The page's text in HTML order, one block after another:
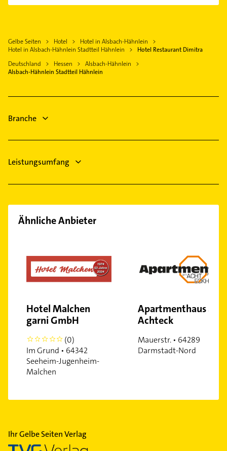
Modautal
Griesheim Hessen
Hausarzt
Allgemeinarzt
Arzt
Dachdecker
Heizungsbauer
Gartenbau & Landschaftsbau
Gelbe Seiten Hotel
Hotel in Alsbach-Hähnlein
Hotel in Alsbach-Hähnlein Stadtteil Hähnlein
Hotel Restaurant Dimitra
Deutschland
Hessen
Alsbach-Hähnlein
Alsbach-Hähnlein Stadtteil Hähnlein
Branche
Leistungsumfang
Ähnliche Anbieter
Hotel Malchen
garni GmbH
0
(0)
Im Grund • 64342
Seeheim-Jugenheim-
Malchen
Apartmenthaus am
Achteck
Mauerstr. • 64289
Darmstadt-Nord
Ihr Gelbe Seiten Verlag